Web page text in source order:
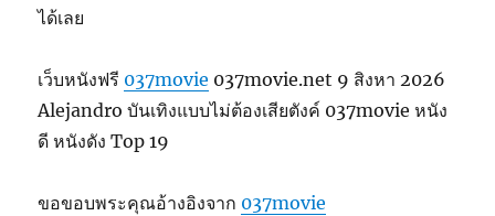
ได้เลย
เว็บหนังฟรี 037movie 037movie.net 9 สิงหา 2026
Alejandro บันเทิงแบบไม่ต้องเสียตังค์ 037movie หนัง
ดี หนังดัง Top 19
ขอขอบพระคุณอ้างอิงจาก 037movie